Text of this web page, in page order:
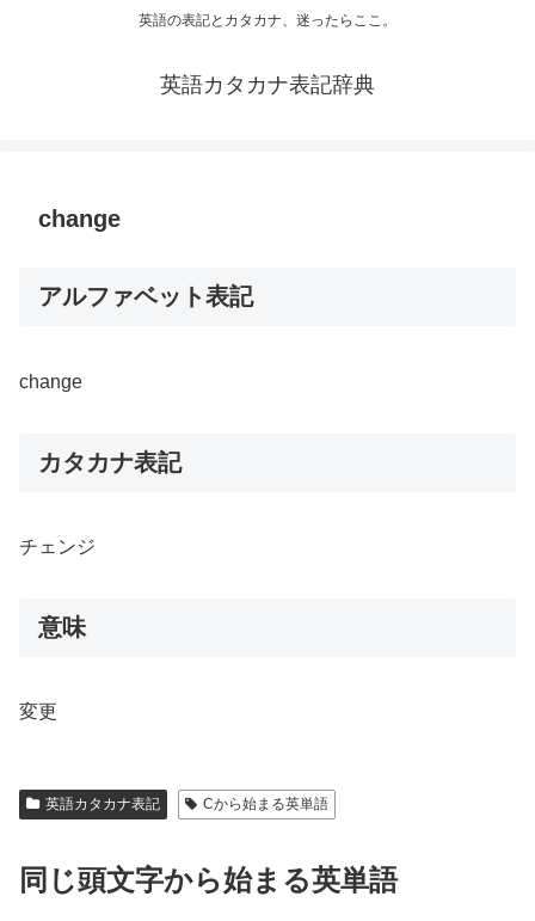
英語の表記とカタカナ、迷ったらここ。
英語カタカナ表記辞典
change
アルファベット表記
change
カタカナ表記
チェンジ
意味
変更
英語カタカナ表記 Cから始まる英単語
同じ頭文字から始まる英単語